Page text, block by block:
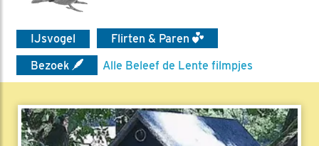
IJsvogel
Flirten & Paren
Bezoek
Alle Beleef de Lente filmpjes